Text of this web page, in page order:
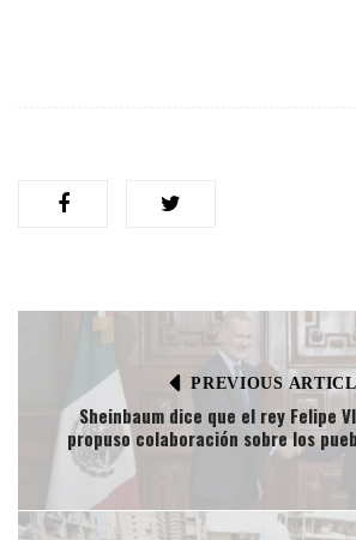
PREVIOUS
Sheinbaum dice que el rey Felipe
propuso colaboración sobre los